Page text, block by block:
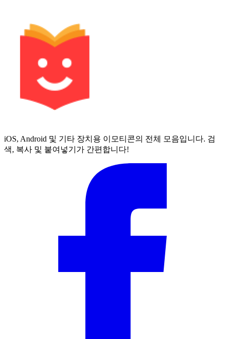
iOS, Android 및 기타 장치용 이모티콘의 전체 모음입니다. 검
색, 복사 및 붙여넣기가 간편합니다!